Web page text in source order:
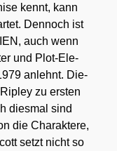
kennt, kann
Den­noch ist
auch wenn
und Plot-Ele­
anlehnt. Die­
zu ers­ten
dies­mal sind
die Cha­rak­te­re,
setzt nicht so